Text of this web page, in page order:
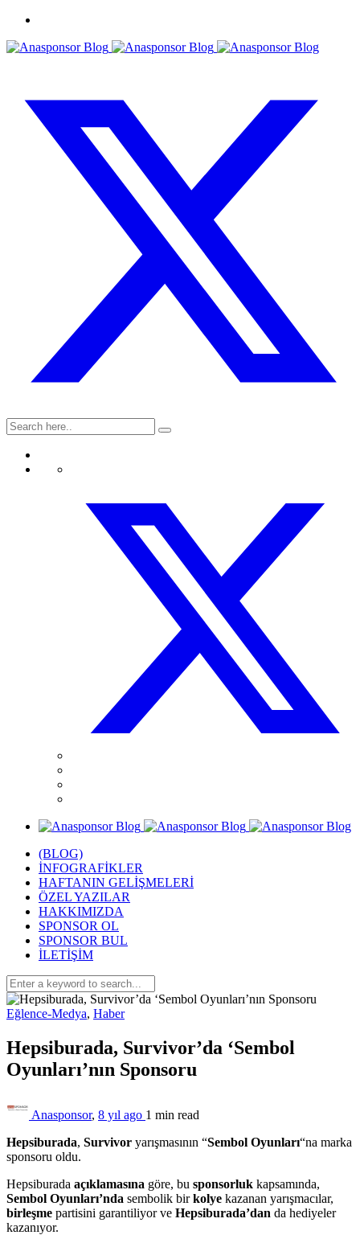
(BLOG)
İNFOGRAFİKLER
HAFTANIN GELİŞMELERİ
ÖZEL YAZILAR
HAKKIMIZDA
SPONSOR OL
SPONSOR BUL
İLETİŞİM
Eğlence-Medya, Haber
Hepsiburada, Survivor’da ‘Sembol
Oyunları’nın Sponsoru
Anasponsor, 8 yıl ago 1 min read
Hepsiburada, Survivor yarışmasının “Sembol Oyunları“na marka
sponsoru oldu.
Hepsiburada açıklamasına göre, bu sponsorluk kapsamında,
Sembol Oyunları’nda sembolik birkolye kazanan yarışmacılar,
birleşme partisini garantiliyor ve Hepsiburada’dan da hediyeler
kazanıyor.